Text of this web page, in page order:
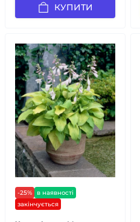
КУПИТИ
-25%
в наявності
закінчується